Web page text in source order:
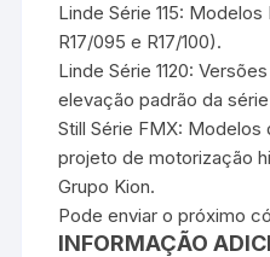
Linde Série 115: Modelos
R17/095 e R17/100).
Linde Série 1120:
elevação padrão da
Still Série FMX: Modelos
projeto de motorização
Grupo Kion.
Pode enviar o próximo
INFORMAÇÃO